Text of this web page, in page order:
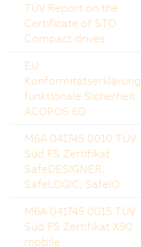
TÜV Report on the
Certificate of STO
Compact drives
EU
Konformitätserklärung
funktionale Sicherheit
ACOPOS 6D
M6A 041745 0010 TÜV
Süd FS Zertifikat
SafeDESIGNER,
SafeLOGIC, SafeIO
M6A 041745 0015 TÜV
Süd FS Zertifikat X90
mobile